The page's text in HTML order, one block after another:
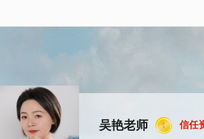
吴艳老师 信任